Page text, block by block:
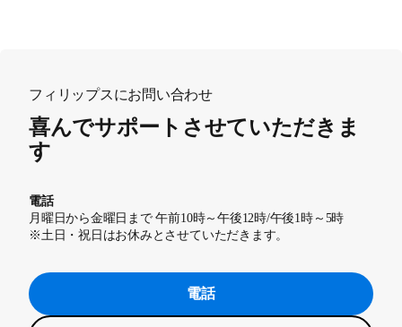
フィリップスにお問い合わせ
喜んでサポートさせていただきま
す
電話
月曜日から金曜日まで 午前10時～午後12時/午後1時～5時
※土日・祝日はお休みとさせていただきます。
電話